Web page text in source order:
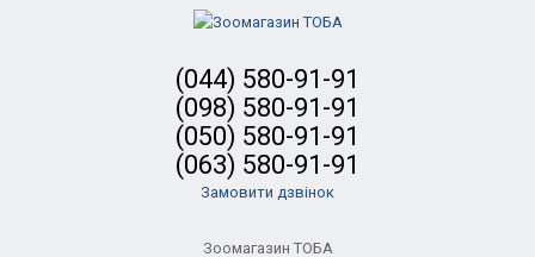
(044) 580-91-91
(098) 580-91-91
(050) 580-91-91
(063) 580-91-91
Замовити дзвінок
Зоомагазин ТОБА